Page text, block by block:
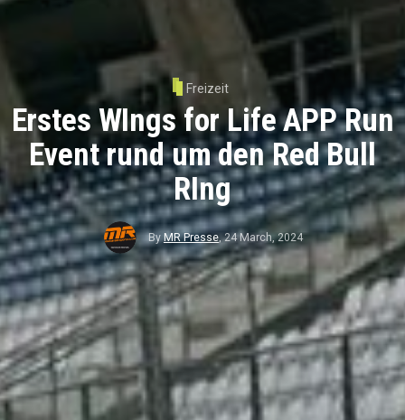
Freizeit
Erstes WIngs for Life APP Run
Event rund um den Red Bull
RIng
ByMR Presse,24 March, 2024